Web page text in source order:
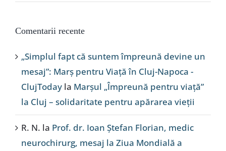
Comentarii recente
„Simplul fapt că suntem împreună devine un
mesaj”: Marș pentru Viață în Cluj-Napoca -
ClujToday la Marșul „Împreună pentru viață”
la Cluj – solidaritate pentru apărarea vieții
R. N. la Prof. dr. Ioan Ștefan Florian, medic
neurochirurg, mesaj la Ziua Mondială a